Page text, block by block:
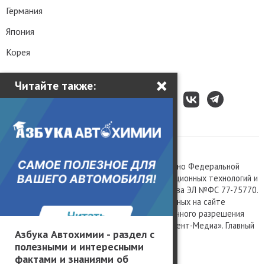
Читайте также: ×
Азбука Автохимии - раздел с
полезными и интересными
фактами и знаниями об
Германия
Япония
Корея
Сетевое издание «Kolesa.ru», зарегистрировано Федеральной
службой по надзору в сфере связи, информационных технологий и
массовых коммуникаций, номер свидетельства ЭЛ №ФС 77-75770.
Любое использование материалов, размещенных на сайте
www.kolesa.ru, допускается только с письменного разрешения
правообладателя. Учредитель ООО «Президент-Медиа». Главный
редактор Баландин М.А. 0+
Политика конфиденциальности